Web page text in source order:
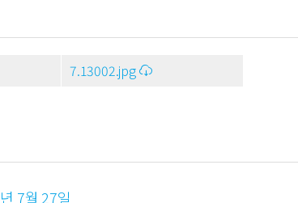
7.13002.jpg
7월 27일